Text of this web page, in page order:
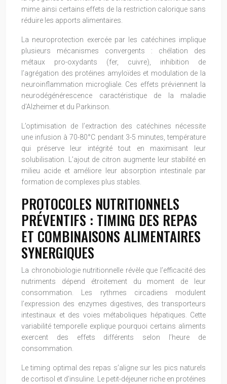
mime ainsi certains effets de la restriction calorique sans
réduire les apports alimentaires.
La neuroprotection exercée par les catéchines implique
plusieurs mécanismes convergents : chélation des
métaux pro-oxydants (fer, cuivre), inhibition de
l’agrégation des protéines amyloïdes et modulation de la
neuroinflammation microgliale. Ces effets préviennent la
neurodégénérescence caractéristique de la maladie
d’Alzheimer et du Parkinson.
L’optimisation de l’extraction des catéchines nécessite
une infusion à 70-80°C pendant 3-5 minutes, température
qui préserve leur intégrité tout en maximisant leur
solubilisation. L’ajout de citron augmente leur stabilité en
milieu acide et améliore leur absorption intestinale par
formation de complexes plus stables.
PROTOCOLES NUTRITIONNELS
PRÉVENTIFS : TIMING DES REPAS
ET COMBINAISONS ALIMENTAIRES
SYNERGIQUES
La chronobiologie nutritionnelle révèle que l’efficacité des
nutriments dépend étroitement du moment de leur
consommation. Les rythmes circadiens modulent
l’expression des enzymes digestives, des transporteurs
intestinaux et des voies métaboliques hépatiques. Cette
variabilité temporelle explique pourquoi certains aliments
exercent des effets différents selon l’heure de
consommation.
Le timing optimal des repas s’aligne sur les pics naturels
de cortisol et d’insuline. Le petit-déjeuner riche en protéines